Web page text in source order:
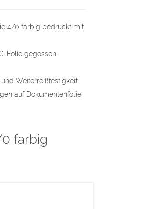
4/0 farbig bedruckt mit
Folie gegossen
Weiterreißfestigkeit
auf Dokumentenfolie
sind ausgeschlossen.
größer als das
farbig